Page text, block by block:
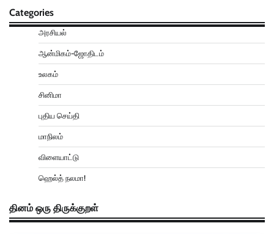
Categories
அரசியல்
ஆன்மிகம்-ஜோதிடம்
உலகம்
சினிமா
புதிய செய்தி
மாநிலம்
விளையாட்டு
ஹெல்த் நலமா!
தினம் ஒரு திருக்குறள்